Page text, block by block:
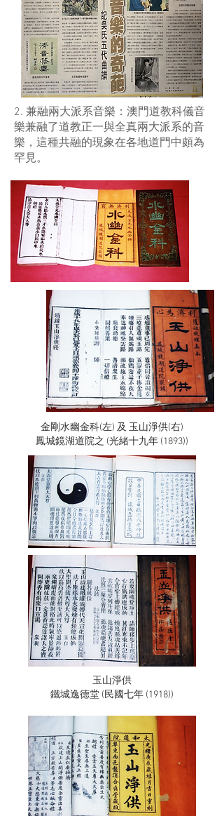
2. 兼融兩大派系音樂：澳門道教科儀音
樂兼融了道教正一與全真兩大派系的音
樂，這種共融的現象在各地道門中頗為
罕見。
金剛水幽金科(左) 及 玉山淨供(右)
鳳城鏡湖道院之 (光緒十九年 (1893))
玉山淨供
鐵城逸德堂 (民國七年 (1918))